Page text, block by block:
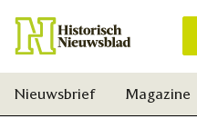
Nieuwsbrief Magazine